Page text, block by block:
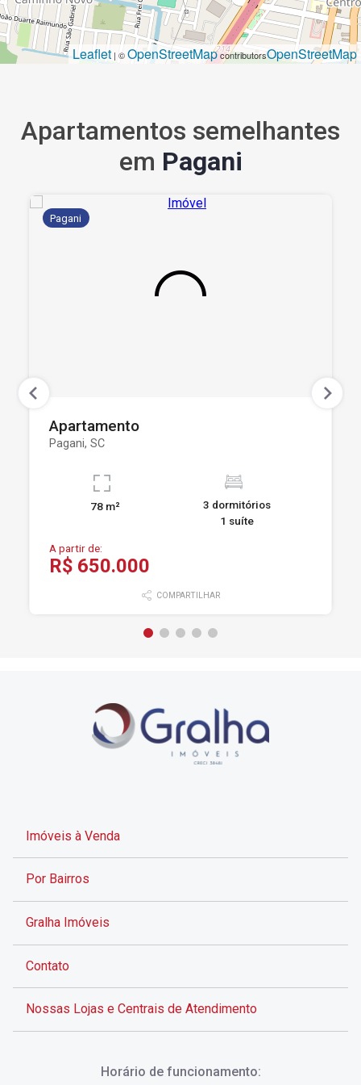
Leaflet | ©OpenStreetMapcontributorsOpenStreetMap
Apartamentos semelhantes
em Pagani
Pagani
Apartamento
Pagani, SC
78 m²
3 dormitórios
1 suíte
A partir de:
R$ 650.000
COMPARTILHAR
Imóveis à Venda
Por Bairros
Gralha Imóveis
Contato
Nossas Lojas e Centrais de Atendimento
Horário de funcionamento: